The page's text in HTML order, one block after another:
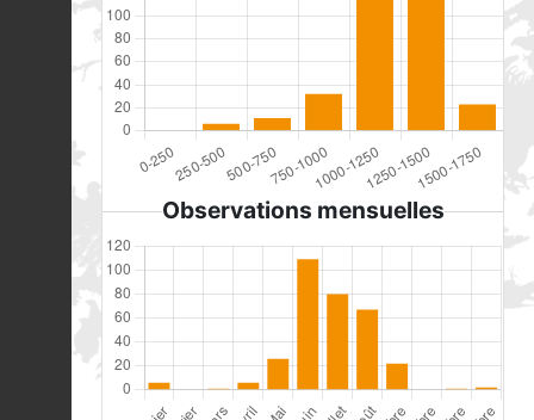
Observations mensuelles